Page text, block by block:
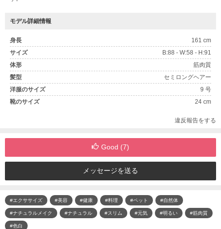
モデル詳細情報
身長
161 cm
サイズ
B:88 - W:58 - H:91
体形
筋肉質
髪型
セミロングヘアー
洋服のサイズ
9 号
靴のサイズ
24 cm
違反報告をする
Good (7)
メッセージを送る
#エクササイズ #美容 #健康 #料理 #ペット #自然体
#ナチュラルメイク #ナチュラル #スリム #元気 #明るい #筋肉質
#色白